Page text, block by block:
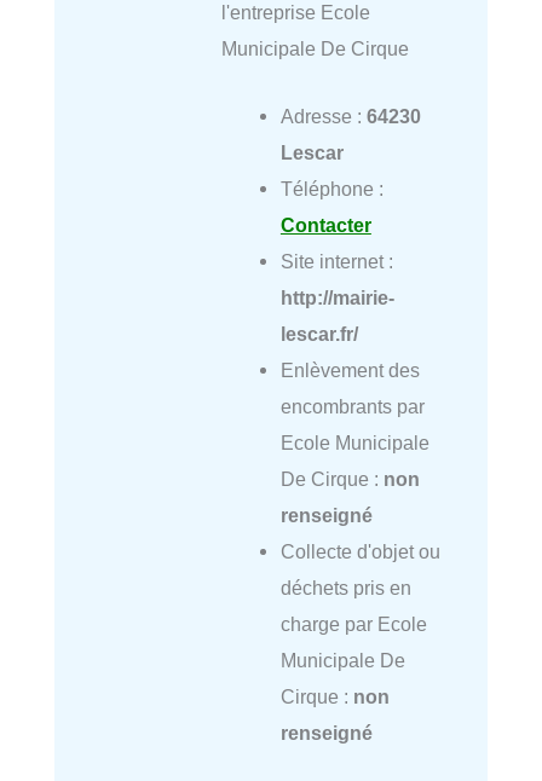
l'entreprise Ecole
Municipale De Cirque
Adresse : 64230
Lescar
Téléphone :
Contacter
Site internet :
http://mairie-
lescar.fr/
Enlèvement des
encombrants par
Ecole Municipale
De Cirque : non
renseigné
Collecte d'objet ou
déchets pris en
charge par Ecole
Municipale De
Cirque : non
renseigné